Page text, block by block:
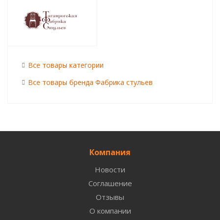
Все товары категории
Все товары бренда Фабрика стульев
Компания
Новости
Соглашение
Отзывы
О компании